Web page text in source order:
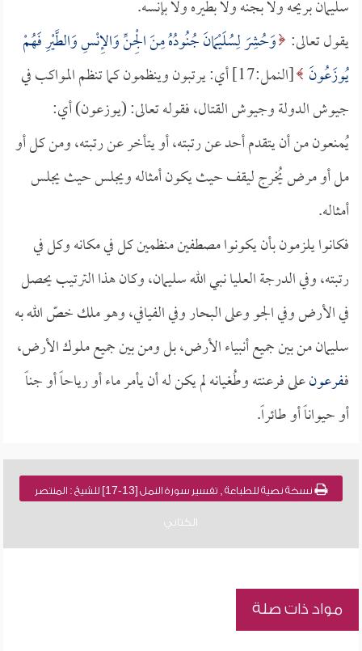
سليمان بريحه ولا بجنه ولا بطيره ولا بإنسه.
يقول تعالى: وَحُشِرَ لِسُلَيْمَانَ جُنُودُهُ مِنَ الْجِنِّ وَالإِنْسِ وَالطَّيْرِ فَهُمْ
يُوزَعُونَ
[النمل:17] أي: يرتبون وينظمون كما تنظم المواكب في
جيوش الدولة وجيوش القتال، فقوله تعالى: (يوزعون) أي:
يُمنعون من أن يتقدم أحد عن رتبته، أو يتأخر عن رتبته، ومن كل أو
مل أو مرض يُخرج ليقف حيث يكون أمثاله ويجلس حيث يجلس
أمثاله.
فكانوا يلزمون بأن يكونوا مصطفين منظمين كل في مكانه وكل في
رتبته، وفي الدرجة العليا نبي الله سليمان، وكان هذا الترتيب يحصل
في الأرض وفي الجو وعلى البحار وفي الفيافي، وهو ملك خصّ الله به
سليمان من بين جميع أنبياء الأرض، بل ومن بين جميع ملوك الأرض،
فـفرعونعلى فرعنته وطُغيانه لم يكن له أن يأمر ماء أو رياحاً أو جناً
أو حيواناً أو طائراً.
نسخة نصية للطباعة , تفسير سورة النمل [13-17] للشيخ : المنتصر
الكتاني
مواد ذات صلة